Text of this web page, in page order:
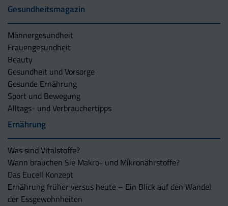
Gesundheitsmagazin
Männergesundheit
Frauengesundheit
Beauty
Gesundheit und Vorsorge
Gesunde Ernährung
Sport und Bewegung
Alltags- und Verbrauchertipps
Ernährung
Was sind Vitalstoffe?
Wann brauchen Sie Makro- und Mikronährstoffe?
Das Eucell Konzept
Ernährung früher versus heute – Ein Blick auf den Wandel
der Essgewohnheiten